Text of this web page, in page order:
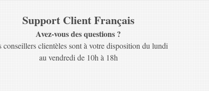
Support Client Français
Avez-vous des questions ?
conseillers clientèles sont à votre disposition du lundi
au vendredi de 10h à 18h